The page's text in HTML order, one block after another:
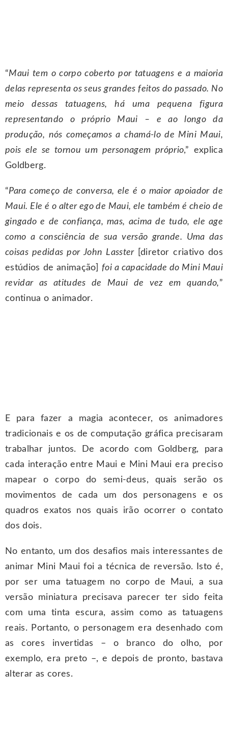
“Maui tem o corpo coberto por tatuagens e a maioria
delas representa os seus grandes feitos do passado. No
meio dessas tatuagens, há uma pequena figura
representando o próprio Maui – e ao longo da
produção, nós começamos a chamá-lo de Mini Maui,
pois ele se tornou um personagem próprio,” explica
Goldberg.
“Para começo de conversa, ele é o maior apoiador de
Maui. Ele é o alter ego de Maui, ele também é cheio de
gingado e de confiança, mas, acima de tudo, ele age
como a consciência de sua versão grande. Uma das
coisas pedidas por John Lasster
[diretor criativo dos
estúdios de animação] foi a capacidade do Mini Maui
revidar as atitudes de Maui de vez em quando,”
continua o animador.
E para fazer a magia acontecer, os animadores
tradicionais e os de computação gráfica precisaram
trabalhar juntos. De acordo com Goldberg, para
cada interação entre Maui e Mini Maui era preciso
mapear o corpo do semi-deus, quais serão os
movimentos de cada um dos personagens e os
quadros exatos nos quais irão ocorrer o contato
dos dois.
No entanto, um dos desafios mais interessantes de
animar Mini Maui foi a técnica de reversão. Isto é,
por ser uma tatuagem no corpo de Maui, a sua
versão miniatura precisava parecer ter sido feita
com uma tinta escura, assim como as tatuagens
reais. Portanto, o personagem era desenhado com
as cores invertidas – o branco do olho, por
exemplo, era preto –, e depois de pronto, bastava
alterar as cores.